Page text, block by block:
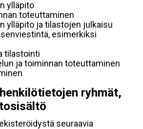
ylläpito
toteuttaminen
ylläpito ja tilastojen julkaisu
esimerkiksi
tilastointi
ja toiminnan toteuttaminen
ryhmät,
seuraavia